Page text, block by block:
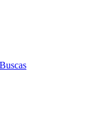
Buscas